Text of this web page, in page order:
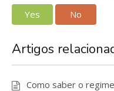
Yes No
Artigos
Como saber o